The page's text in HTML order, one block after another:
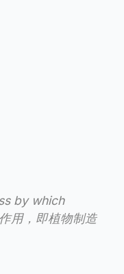
by which
用，即植物制造